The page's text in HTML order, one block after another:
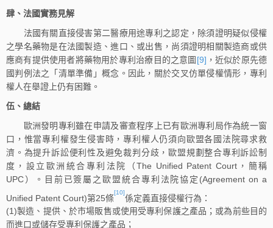
肆、法國實務見解
法國有關直接侵害第二醫療用途專利之認定，除須證明疑似侵權
之學名藥物是在法國製造、進口、或出售，尚須證明相關製造商或供
應商有提供使用者將藥物用於專利治療目的之意圖 [9] ，近似於原先德
國判例法之「清單準備」概念。因此，關於交叉仿單侵權情形，專利
權人在舉證上仍有困難。
伍、總結
歐洲發明專利雖在申請及審查程序上已有歐洲專利局作為統一窗
口，惟當專利權發生侵害時，專利權人仍須向歐盟各國法院尋求救
濟。為提升訴訟便利性及避免裁判分歧，歐盟規劃整合專利訴訟制
度，設立歐洲統合專利法院（The Unified Patent Court，簡稱
UPC）。目前已簽屬之歐盟統合專利法院協定(Agreement on a
Unified Patent Court)第25條
[10]
係定義直接侵權行為：
(1)製造、提供、於市場販售或使用受專利保護之產品；或為前些目的
而進口或儲存受專利保護之產品；